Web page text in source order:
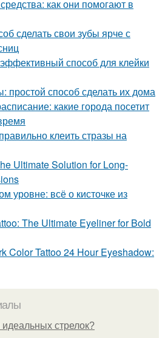
как они помогают в
сделать свои зубы ярче с
способ для клейки
простой способ сделать их дома
какие города посетит
клеить стразы на
Ultimate Solution for Long-
уровне: всё о кисточке из
The Ultimate Eyeliner for Bold
Color Tattoo 24 Hour Eyeshadow:
стрелок?